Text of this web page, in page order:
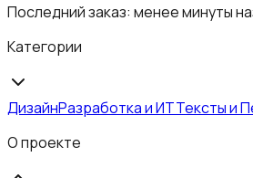
Последний заказ: менее минуты
Категории
ДизайнРазработка и ИТТексты и
О проекте